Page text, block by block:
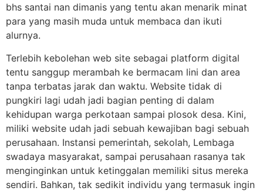
bhs santai nan dimanis yang tentu akan menarik minat
para yang masih muda untuk membaca dan ikuti
alurnya.
Terlebih kebolehan web site sebagai platform digital
tentu sanggup merambah ke bermacam lini dan area
tanpa terbatas jarak dan waktu. Website tidak di
pungkiri lagi udah jadi bagian penting di dalam
kehidupan warga perkotaan sampai plosok desa. Kini,
miliki website udah jadi sebuah kewajiban bagi sebuah
perusahaan. Instansi pemerintah, sekolah, Lembaga
swadaya masyarakat, sampai perusahaan rasanya tak
menginginkan untuk ketinggalan memiliki situs mereka
sendiri. Bahkan, tak sedikit individu yang termasuk ingin